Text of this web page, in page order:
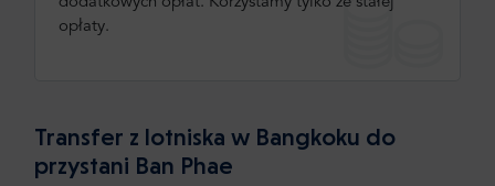
opłaty.
Transfer z lotniska w Bangkoku do
przystani Ban Phae